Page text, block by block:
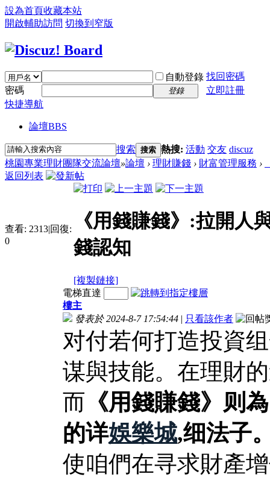
設為首頁收藏本站
開啟輔助訪問 切換到窄版
自動登錄 找回密碼
密碼
登錄
立即註冊
快捷導航
論壇BBS
搜索 搜索 熱搜: 活動 交友 discuz
桃園專業理財團隊交流論壇»論壇 › 理財賺錢 › 財富管理服務 ›
返回列表
查看: 2313|回復:
0
《用錢賺錢》:拉開人
錢認知
[複製鏈接]
電梯直達
樓主
發表於 2024-8-7 17:54:44 | 只看該作者
对付若何打造投資
谋與技能。在理財
而 《用錢賺錢》则
的详娛樂城,细法子
使咱們在寻求財產